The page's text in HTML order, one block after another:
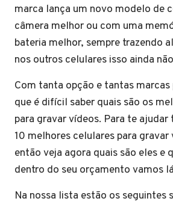
marca lança um novo modelo de
câmera melhor ou com uma
bateria melhor, sempre trazendo
nos outros celulares isso ainda
Com tanta opção e tantas marcas
que é difícil saber quais são os
para gravar vídeos. Para te ajudar
10 melhores celulares para
então veja agora quais são eles e
dentro do seu orçamento vamos
Na nossa lista estão os seguintes